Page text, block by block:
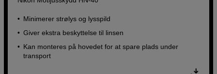
Minimerer strølys og lysspild
Giver ekstra beskyttelse til linsen
Kan monteres på hovedet for at spare plads under
transport